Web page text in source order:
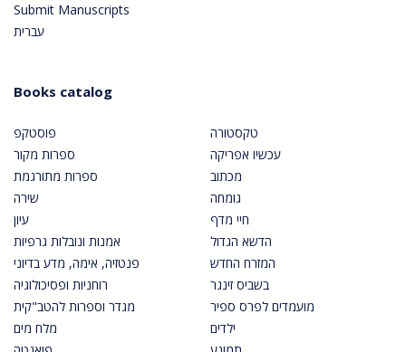
Submit Manuscripts
עברית
Books catalog
פוסטקפ
ספרות מקור
ספרות מתורגמת
שירה
עיון
אמנות ונובלות גרפיות
פנטזיה, אימה, מדע בדיוני
רוחניות ופסיכולוגיה
מגדר וספרות להטב"קית
מלח מים
טקסטורה
עכשיו אפריקה
מכתוב
גומחה
חיי מדף
הדשא הגדול
המזרח החדש
בשביס זינגר
מועמדים לפרס ספיר
ילדים